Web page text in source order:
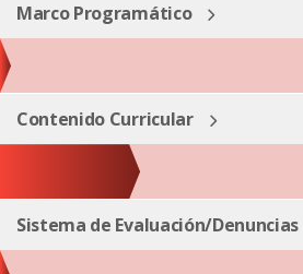
Marco Programático
Contenido Curricular
Sistema de Evaluación/Denuncias